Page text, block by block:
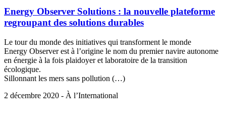
Energy Observer Solutions : la nouvelle plateforme
regroupant des solutions durables
Le tour du monde des initiatives qui transforment le monde
Energy Observer est à l’origine le nom du premier navire autonome
en énergie à la fois plaidoyer et laboratoire de la transition
écologique.
Sillonnant les mers sans pollution (…)
2 décembre 2020 - À l’International